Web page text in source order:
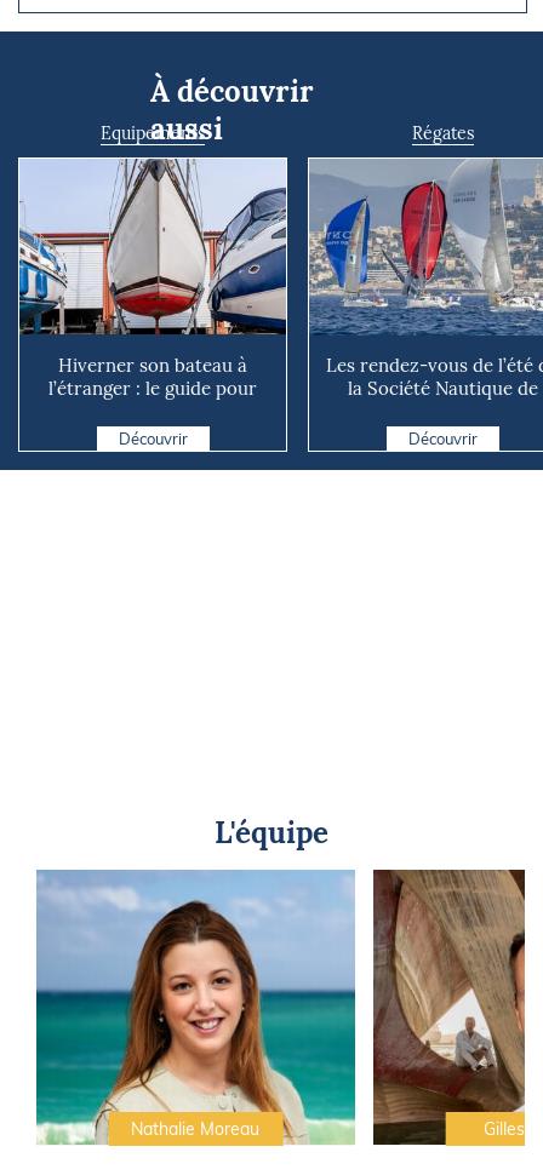
À découvrir
aussi
Equipements
Hiverner son bateau à
l’étranger : le guide pour
Découvrir
Régates
Les rendez-vous de l’été
la Société Nautique de
Découvrir
L'équipe
Nathalie Moreau Gilles